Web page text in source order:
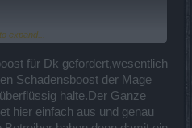
Auch wenn er hier
expand...
für Dk gefordert,wesentlich
Schadensboost der Mage
halte.Der Ganze
hier einfach aus und genau